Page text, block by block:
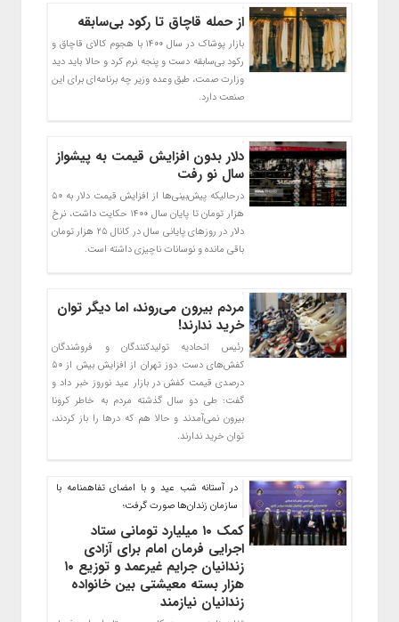
از حمله قاچاق تا رکود بی‌سابقه
بازار پوشاک در سال ۱۴۰۰ با هجوم کالای قاچاق و
رکود بی‌سابقه دست و پنجه نرم کرد و حالا باید دید
وزارت صمت، طبق وعده وزیر چه برنامه‌ای برای این
صنعت دارد.
دلار بدون افزایش قیمت به پیشواز
سال نو رفت
درحالیکه پیش‌بینی‌ها از افزایش قیمت دلار به ۵۰
هزار تومان تا پایان سال ۱۴۰۰ حکایت داشت، نرخ
دلار در روزهای پایانی سال در کانال ۲۵ هزار تومان
باقی مانده و نوسانات ناچیزی داشته است.
مردم بیرون می‌روند، اما دیگر توان
خرید ندارند!
رئیس اتحادیه تولیدکنندگان و فروشندگان
کفش‌های دست دوز تهران از افزایش بیش از ۵۰
درصدی قیمت کفش در بازار عید نوروز خبر داد و
گفت: طی دو سال گذشته مردم به خاطر کرونا
بیرون نمی‌آمدند و حالا هم که درها را باز کردند،
توان خرید ندارند.
در آستانه شب عید و با امضای تفاهمنامه با
سازمان زندان‌ها صورت گرفت؛
کمک ۱۰ میلیارد تومانی ستاد
اجرایی فرمان امام برای آزادی
زندانیان جرایم غیرعمد و توزیع ۱۰
هزار بسته معیشتی بین خانواده
زندانیان نیازمند